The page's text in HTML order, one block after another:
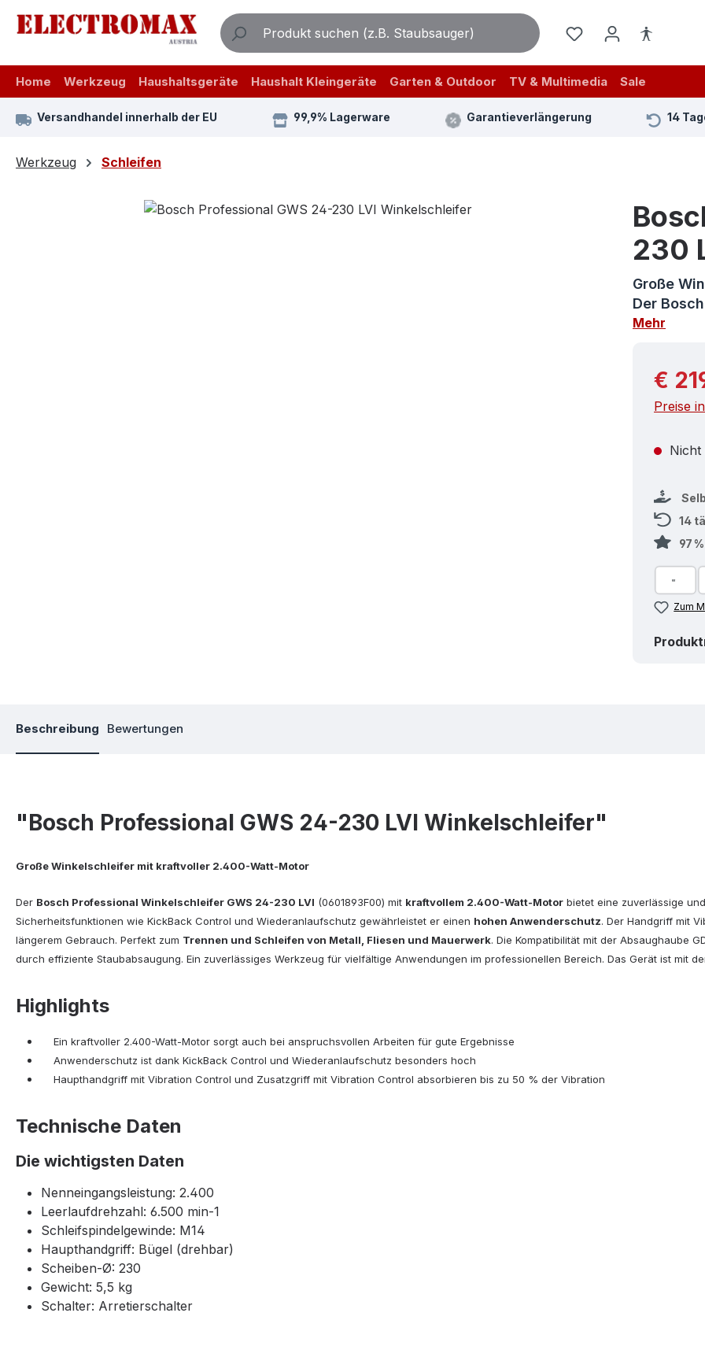
Hauptinhalt springen
Zur Suche springen
Zur Hauptnavigation springen
Home Werkzeug Haushaltsgeräte Haushalt Kleingeräte Garten & Outdoor TV & Multimedia Sale
Versandhandel innerhalb der EU 99,9% Lagerware Garantieverlängerung 14
Werkzeug Schleifen
Bildergalerie überspringen
230
Große
Der
Mehr
€
Preise
14
97
Zum
Beschreibung Bewertungen
"Bosch Professional GWS 24-230 LVI Winkelschleifer"
GroßeWinkelschleifer mit kraftvoller 2.400-Watt-Motor
Der Bosch Professional Winkelschleifer GWS 24-230 LVI (0601893F00) mit kraftvollem 2.400-Watt-Motor bietet eine zuverlässige und
Sicherheitsfunktionen wie KickBack Control und Wiederanlaufschutz gewährleistet er einen hohen Anwenderschutz. Der Handgriff mit
längerem Gebrauch. Perfekt zum Trennen und Schleifen von Metall, Fliesen und Mauerwerk. Die Kompatibilität mit der Absaughaube
durch effiziente Staubabsaugung. Ein zuverlässiges Werkzeug für vielfältige Anwendungen im professionellen Bereich. Das Gerät ist mit
Highlights
Ein kraftvoller 2.400-Watt-Motor sorgt auch bei anspruchsvollen Arbeiten für gute Ergebnisse
Anwenderschutz ist dank KickBack Control und Wiederanlaufschutz besonders hoch
Haupthandgriff mit Vibration Control und Zusatzgriff mit Vibration Control absorbieren bis zu 50 % der Vibration
Technische Daten
Die wichtigsten Daten
Nenneingangsleistung: 2.400
Leerlaufdrehzahl: 6.500 min-1
Schleifspindelgewinde: M14
Haupthandgriff: Bügel (drehbar)
Scheiben-Ø: 230
Gewicht: 5,5 kg
Schalter: Arretierschalter